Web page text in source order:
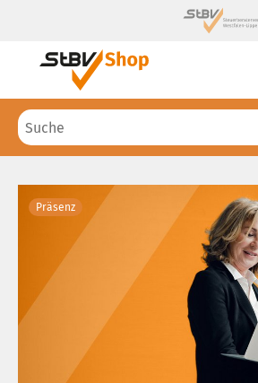
Präsenz